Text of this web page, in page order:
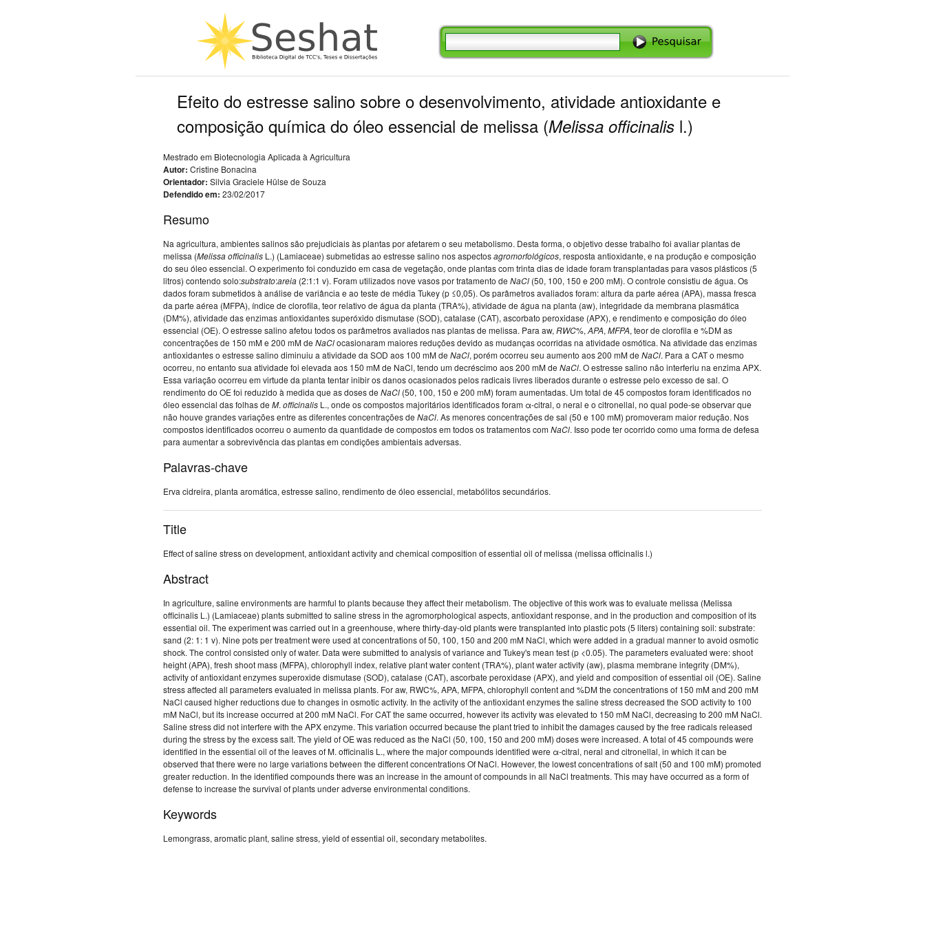
Efeito do estresse salino sobre o desenvolvimento, atividade antioxidante e
composição química do óleo essencial de melissa (Melissa officinalis l.)
Mestrado em Biotecnologia Aplicada à Agricultura
Autor: Cristine Bonacina
Orientador: Silvia Graciele Hülse de Souza
Defendido em: 23/02/2017
Resumo
Na agricultura, ambientes salinos são prejudiciais às plantas por afetarem o seu metabolismo. Desta forma, o objetivo desse trabalho foi avaliar plantas de
melissa (Melissaofficinalis L.) (Lamiaceae) submetidas ao estresse salino nos aspectosagromorfológicos, resposta antioxidante, e na produção e composição
do seu óleo essencial. O experimento foi conduzido em casa de vegetação, onde plantas com trinta dias de idade foram transplantadas para vasos plásticos (5
litros) contendo solo:substrato:areia (2:1:1 v). Foram utilizados nove vasos por tratamento de NaCl (50, 100, 150 e 200 mM). O controle consistiu de água. Os
dados foram submetidos à análise de variância e ao teste de média Tukey (p ≤0,05). Os parâmetros avaliados foram: altura da parte aérea (APA), massa fresca
da parte aérea (MFPA), índice de clorofila, teor relativo de água da planta (TRA%), atividade de água na planta (aw), integridade da membrana plasmática
(DM%), atividade das enzimas antioxidantes superóxido dismutase (SOD), catalase (CAT), ascorbato peroxidase (APX), e rendimento e composição do óleo
essencial (OE). O estresse salino afetou todos os parâmetros avaliados nas plantas de melissa. Para aw, RWC%, APA, MFPA, teor de clorofila e %DM as
concentrações de 150 mM e 200 mM de NaClocasionaram maiores reduções devido as mudanças ocorridas na atividade osmótica. Na atividade das enzimas
antioxidantes o estresse salino diminuiu a atividade da SOD aos 100 mM de NaCl, porém ocorreu seu aumento aos 200 mM de NaCl. Para a CAT o mesmo
ocorreu, no entanto sua atividade foi elevada aos 150 mM de NaCl, tendo um decréscimo aos 200 mM de NaCl. O estresse salino não interferiu na enzima APX.
Essa variação ocorreu em virtude da planta tentar inibir os danos ocasionados pelos radicais livres liberados durante o estresse pelo excesso de sal. O
rendimento do OE foi reduzido à medida que as doses de NaCl (50, 100, 150 e 200 mM) foram aumentadas. Um total de 45 compostos foram identificados no
óleo essencial das folhas de M. officinalis L., onde os compostos majoritários identificados foram α-citral, o neral e o citronellal, no qual pode-se observar que
não houve grandes variações entre as diferentes concentrações de NaCl. As menores concentrações de sal (50 e 100 mM) promoveram maior redução. Nos
compostos identificados ocorreu o aumento da quantidade de compostos em todos os tratamentos comNaCl. Isso pode ter ocorrido como uma forma de defesa
para aumentar a sobrevivência das plantas em condições ambientais adversas.
Palavras-chave
Erva cidreira, planta aromática, estresse salino, rendimento de óleo essencial, metabólitos secundários.
Title
Effect of saline stress on development, antioxidant activity and chemical composition of essential oil of melissa (melissa officinalis l.)
Abstract
In agriculture, saline environments are harmful to plants because they affect their metabolism. The objective of this work was to evaluate melissa (Melissa
officinalis L.) (Lamiaceae) plants submitted to saline stress in the agromorphological aspects, antioxidant response, and in the production and composition of its
essential oil. The experiment was carried out in a greenhouse, where thirty-day-old plants were transplanted into plastic pots (5 liters) containing soil: substrate:
sand (2: 1: 1 v). Nine pots per treatment were used at concentrations of 50, 100, 150 and 200 mM NaCl, which were added in a gradual manner to avoid osmotic
shock. The control consisted only of water. Data were submitted to analysis of variance and Tukey's mean test (p <0.05). The parameters evaluated were: shoot
height (APA), fresh shoot mass (MFPA), chlorophyll index, relative plant water content (TRA%), plant water activity (aw), plasma membrane integrity (DM%),
activity of antioxidant enzymes superoxide dismutase (SOD), catalase (CAT), ascorbate peroxidase (APX), and yield and composition of essential oil (OE). Saline
stress affected all parameters evaluated in melissa plants. For aw, RWC%, APA, MFPA, chlorophyll content and %DM the concentrations of 150 mM and 200 mM
NaCl caused higher reductions due to changes in osmotic activity. In the activity of the antioxidant enzymes the saline stress decreased the SOD activity to 100
mM NaCl, but its increase occurred at 200 mM NaCl. For CAT the same occurred, however its activity was elevated to 150 mM NaCl, decreasing to 200 mM NaCl.
Saline stress did not interfere with the APX enzyme. This variation occurred because the plant tried to inhibit the damages caused by the free radicals released
during the stress by the excess salt. The yield of OE was reduced as the NaCl (50, 100, 150 and 200 mM) doses were increased. A total of 45 compounds were
identified in the essential oil of the leaves of M. officinalis L., where the major compounds identified were α-citral, neral and citronellal, in which it can be
observed that there were no large variations between the different concentrations Of NaCl. However, the lowest concentrations of salt (50 and 100 mM) promoted
greater reduction. In the identified compounds there was an increase in the amount of compounds in all NaCl treatments. This may have occurred as a form of
defense to increase the survival of plants under adverse environmental conditions.
Keywords
Lemongrass, aromatic plant, saline stress, yield of essential oil, secondary metabolites.